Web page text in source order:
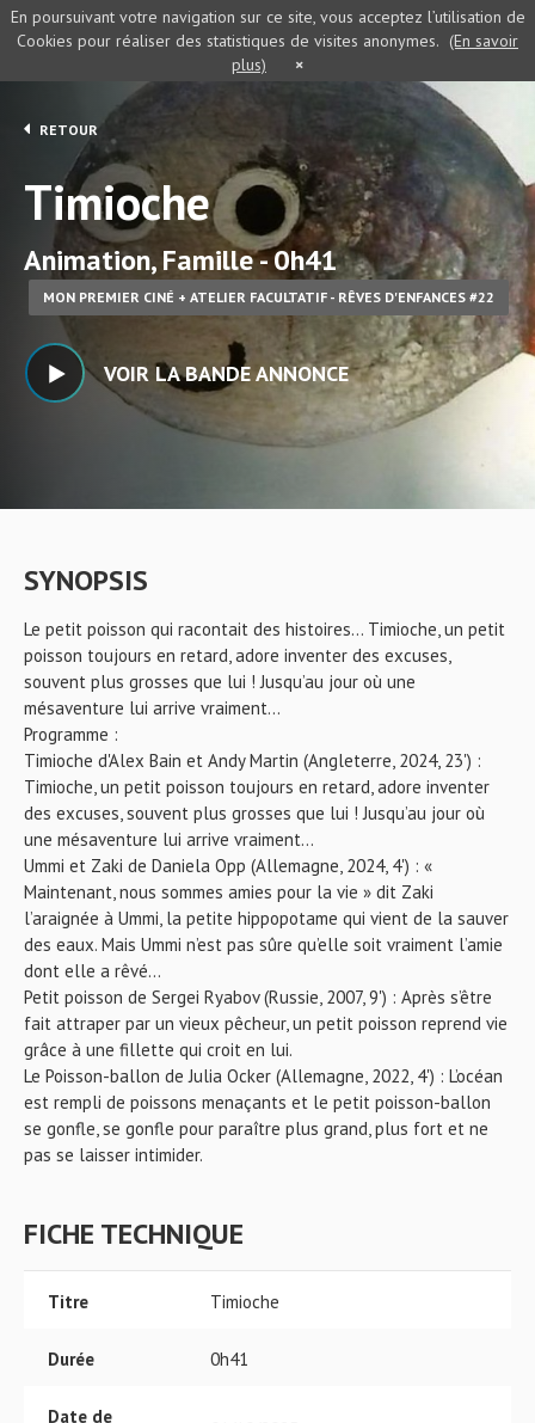
RETOUR
Timioche
Animation, Famille - 0h41
MON PREMIER CINÉ + ATELIER FACULTATIF - RÊVES D'ENFANCES #22
VOIR LA BANDE ANNONCE
SYNOPSIS
Le petit poisson qui racontait des histoires… Timioche, un petit
poisson toujours en retard, adore inventer des excuses,
souvent plus grosses que lui ! Jusqu’au jour où une
mésaventure lui arrive vraiment…
Programme :
Timioche d'Alex Bain et Andy Martin (Angleterre, 2024, 23') :
Timioche, un petit poisson toujours en retard, adore inventer
des excuses, souvent plus grosses que lui ! Jusqu’au jour où
une mésaventure lui arrive vraiment…
Ummi et Zaki de Daniela Opp (Allemagne, 2024, 4') : «
Maintenant, nous sommes amies pour la vie » dit Zaki
l’araignée à Ummi, la petite hippopotame qui vient de la sauver
des eaux. Mais Ummi n’est pas sûre qu’elle soit vraiment l’amie
dont elle a rêvé…
Petit poisson de Sergei Ryabov (Russie, 2007, 9') : Après s’être
fait attraper par un vieux pêcheur, un petit poisson reprend vie
grâce à une fillette qui croit en lui.
Le Poisson-ballon de Julia Ocker (Allemagne, 2022, 4') : L’océan
est rempli de poissons menaçants et le petit poisson-ballon
se gonfle, se gonfle pour paraître plus grand, plus fort et ne
pas se laisser intimider.
FICHE TECHNIQUE
Titre Timioche
Durée 0h41
Date de
En poursuivant votre navigation sur ce site, vous acceptez l’utilisation de
Cookies pour réaliser des statistiques de visites anonymes. (En savoir
plus)
×